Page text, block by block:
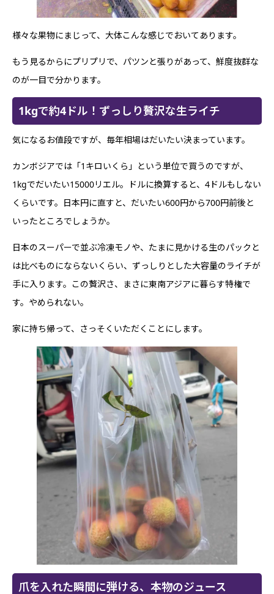
様々な果物にまじって、大体こんな感じでおいてあります。
もう見るからにプリプリで、パツンと張りがあって、鮮度抜群な
のが一目で分かります。
1kgで約4ドル！ずっしり贅沢な生ライチ
気になるお値段ですが、毎年相場はだいたい決まっています。
カンボジアでは「1キロいくら」という単位で買うのですが、
1kgでだいたい15000リエル。ドルに換算すると、4ドルもしない
くらいです。日本円に直すと、だいたい600円から700円前後と
いったところでしょうか。
日本のスーパーで並ぶ冷凍モノや、たまに見かける生のパックと
は比べものにならないくらい、ずっしりとした大容量のライチが
手に入ります。この贅沢さ、まさに東南アジアに暮らす特権で
す。やめられない。
家に持ち帰って、さっそくいただくことにします。
爪を入れた瞬間に弾ける、本物のジュース